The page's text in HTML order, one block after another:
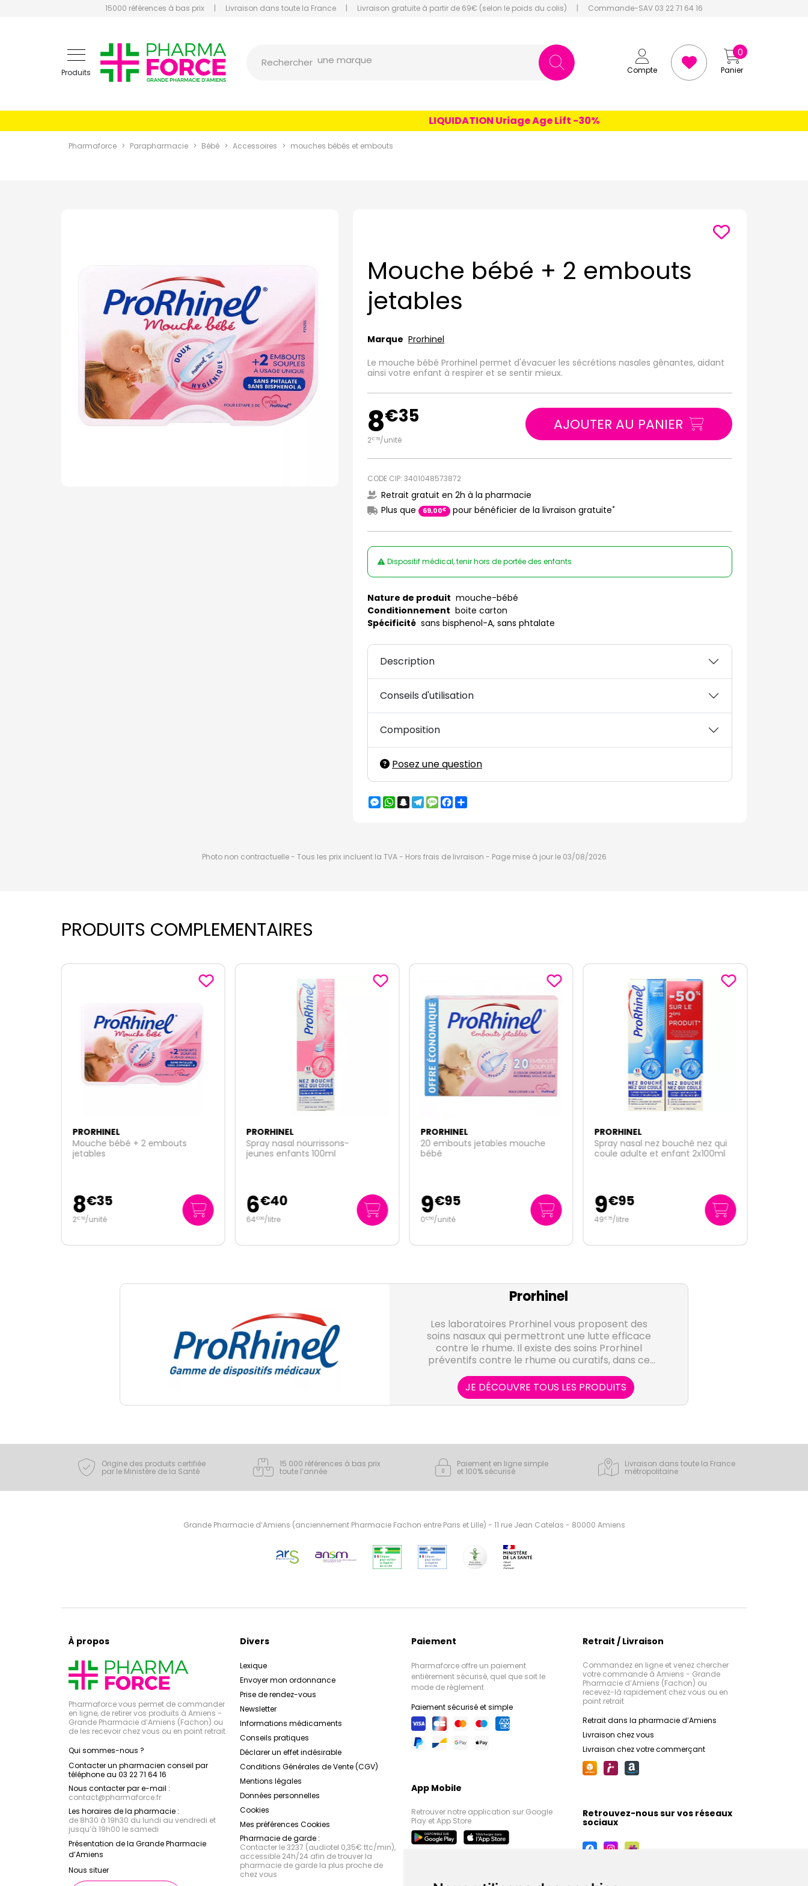
15000 références à bas prix | Livraison dans toute la France | Livraison gratuite à partir de 69€ (selon le poids du colis) | Commande-SAV 03 22 71 64 16
Produits Compte Panier
0
Rechercher un conseil
une marque
LIQUIDATION Uriage Age Lift -30%
Pharmaforce Parapharmacie Bébé Accessoires mouches bébés et embouts
Mouche bébé + 2 embouts
jetables
Marque Prorhinel
Le mouche bébé Prorhinel permet d'évacuer les sécrétions nasales gênantes, aidant
ainsi votre enfant à respirer et se sentir mieux.
8€35
2€78/unité
AJOUTER AU PANIER
CODE CIP: 3401048573872
Retrait gratuit en 2h à la pharmacie
Plus que
69,00€ pour bénéficier de la livraison gratuite*
Dispositif médical, tenir hors de portée des enfants
Nature de produit mouche-bébé
Conditionnement boite carton
Spécificité sans bisphenol-A, sans phtalate
Description
Conseils d'utilisation
Composition
Posez une question
Messenger
WhatsApp
Snapchat
Telegram
MessageFacebook
Photo non contractuelle - Tous les prix incluent la TVA - Hors frais de livraison - Page mise à jour le 03/08/2026
PRODUITS COMPLEMENTAIRES
PRORHINEL
Mouche bébé + 2 embouts
jetables
8€35
2€78/unité
PRORHINEL
Spray nasal nourrissons-
jeunes enfants 100ml
6€40
64€00/litre
PRORHINEL
20 embouts jetables mouche
bébé
9€95
0€50/unité
PRORHINEL
Spray nasal nez bouché nez qui
coule adulte et enfant 2x100ml
9€95
49€75/litre
Prorhinel
Les laboratoires Prorhinel vous proposent des
soins nasaux qui permettront une lutte efficace
contre le rhume. Il existe des soins Prorhinel
préventifs contre le rhume ou curatifs, dans ce
microbes du rhume. Les produits Prorhinel se
déclient en gammes pour bébé, enfants et
adultes. Prorhinel, c'est la gamme de soins anti-
JE DÉCOUVRE TOUS LES PRODUITS
Origine des produits certifiée
par le Ministère de la Santé
15 000 références à bas prix
toute l’année
Paiement en ligne simple
et 100% sécurisé
Livraison dans toute la France
métropolitaine
Grande Pharmacie d’Amiens (anciennement Pharmacie Fachon entre Paris et Lille) - 11 rue Jean Catelas - 80000 Amiens
À propos
Pharmaforce vous permet de commander
en ligne, de retirer vos produits à Amiens -
Grande Pharmacie d’Amiens (Fachon) ou
de les recevoir chez vous ou en point retrait
Qui sommes-nous ?
Contacter un pharmacien conseil par
téléphone au 03 22 71 64 16
Nous contacter par e-mail :
contact@pharmaforce.fr
Les horaires de la pharmacie :
de 8h30 à 19h30 du lundi au vendredi et
jusqu’à 19h00 le samedi
Présentation de la Grande Pharmacie
d’Amiens
Nous situer
Divers
Lexique
Envoyer mon ordonnance
Prise de rendez-vous
Newsletter
Informations médicaments
Conseils pratiques
Déclarer un effet indésirable
Conditions Générales de Vente (CGV)
Mentions légales
Données personnelles
Cookies
Mes préférences Cookies
Pharmacie de garde :
Contacter le 3237 (audiotel 0,35€ ttc/min),
accessible 24h/24 afin de trouver la
pharmacie de garde la plus proche de
chez vous
Paiement
Pharmaforce offre un paiement
entièrement sécurisé, quel que soit le
mode de règlement
Paiement sécurisé et simple
App Mobile
Retrouver notre application sur Google
Play et App Store
Retrait / Livraison
Commandez en ligne et venez chercher
votre commande à Amiens - Grande
Pharmacie d’Amiens (Fachon) ou
recevez-là rapidement chez vous ou en
point retrait
Retrait dans la pharmacie d’Amiens
Livraison chez vous
Livraison chez votre commerçant
Retrouvez-nous sur vos réseaux
sociaux